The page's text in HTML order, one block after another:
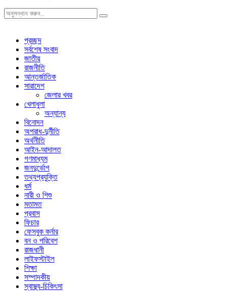
প্রচ্ছদ
সর্বশেষ সংবাদ
জাতীয়
রাজনীতি
আন্তর্জাতিক
সারাদেশ
জেলার খবর
খেলাধুলা
অন্যান্য
বিনোদন
অপরাধ-দুর্নীতি
অর্থনীতি
আইন-আদালত
গণমাধ্যম
জনদুর্ভোগ
তথ্যপ্রযুক্তি
ধর্ম
নারী ও শিশু
মতামত
প্রবাস
ফিচার
ফেসবুক কর্নার
বন ও পরিবেশ
রাজধানী
লাইফস্টাইল
শিক্ষা
সম্পাদকীয়
স্বাস্থ্য-চিকিৎসা